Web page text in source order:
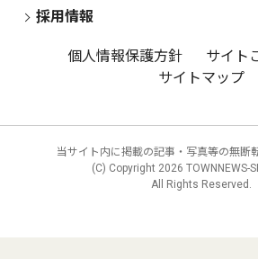
採用情報
個人情報保護方針
サイト
サイトマップ
当サイト内に掲載の記事・写真等の無断
(C) Copyright 2026 TOWNNEWS-
All Rights Reserved.